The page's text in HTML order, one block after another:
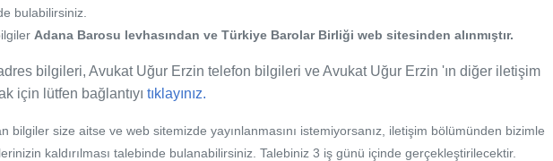
bulabilirsiniz.
Adana Barosu levhasından ve Türkiye Barolar Birliği web sitesinden alınmıştır.
bilgileri, Avukat Uğur Erzin telefon bilgileri ve Avukat Uğur Erzin 'ın diğer iletişim
için lütfen bağlantıyı tıklayınız.
bilgiler size aitse ve web sitemizde yayınlanmasını istemiyorsanız, iletişim bölümünden bizimle
kaldırılması talebinde bulanabilirsiniz. Talebiniz 3 iş günü içinde gerçekleştirilecektir.